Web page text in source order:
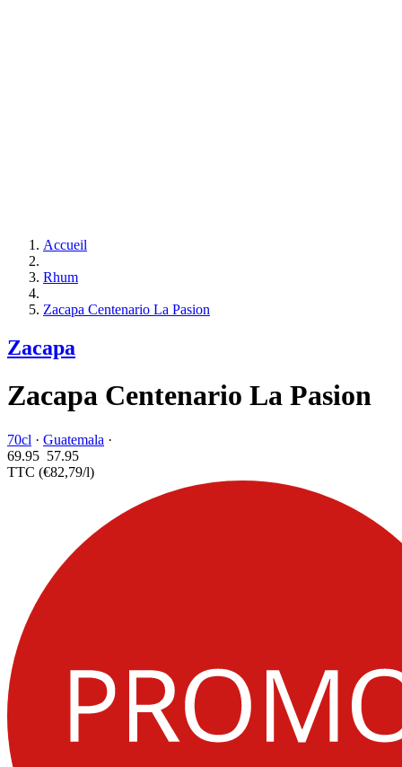
Accueil
Rhum
Zacapa Centenario La Pasion
Zacapa
Zacapa Centenario La Pasion
70cl · Guatemala ·
69.95 57.95
TTC (€82,79/l)